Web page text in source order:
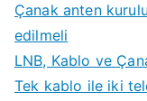
Çanak anten
edilmeli
LNB, Kablo ve
Tek kablo ile iki